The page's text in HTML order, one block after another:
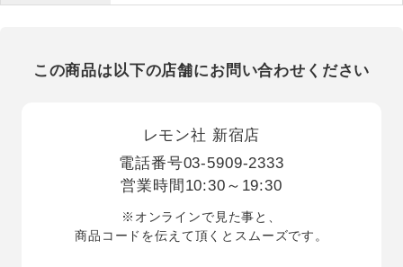
この商品は以下の店舗にお問い合わせください
レモン社 新宿店
電話番号03-5909-2333
営業時間 10:30～19:30
※オンラインで見た事と、
商品コードを伝えて頂くとスムーズです。